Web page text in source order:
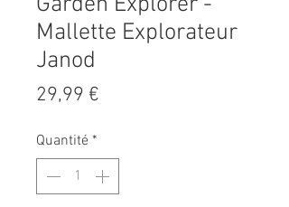
Mallette Explorateur
Janod
29,99 €
Quantité *